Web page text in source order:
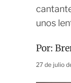
unos
Por:
27 de julio